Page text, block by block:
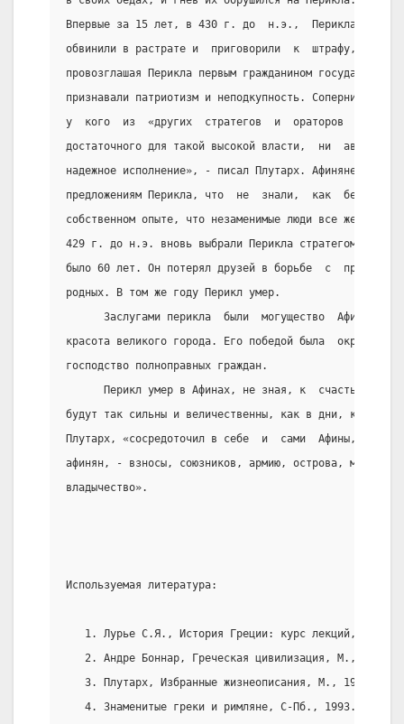
Впервые за 15 лет, в 430 г. до  н.э.,  Перикла  не
обвинили в растрате и  приговорили  к  штрафу,
провозглашая Перикла первым гражданином государства,
признавали патриотизм и неподкупность. Соперники
у  кого  из  «других  стратегов  и  ораторов  не
достаточного для такой высокой власти,  ни
надежное исполнение», - писал Плутарх. Афиняне  так
предложениям Перикла, что  не  знали,  как  без
собственном опыте, что незаменимые люди все же есть,
429 г. до н.э. вновь выбрали Перикла стратегом. Но
было 60 лет. Он потерял друзей в борьбе  с
родных. В том же году Перикл умер.
Заслугами перикла  были  могущество  Афинской
красота великого города. Его победой была  окрепшая
господство полноправных граждан.
Перикл умер в Афинах, не зная, к  счастью,
будут так сильны и величественны, как в дни, когда
Плутарх, «сосредоточил в себе  и  сами  Афины,  и
афинян, - взносы, союзников, армию, острова, море,
владычество».
Используемая литература:
1. Лурье С.Я., История Греции: курс лекций, С-Пб.,
   2. Андре Боннар, Греческая цивилизация, М., 1993.
   3. Плутарх, Избранные жизнеописания, М., 1961.
   4. Знаменитые греки и римляне, С-Пб., 1993.